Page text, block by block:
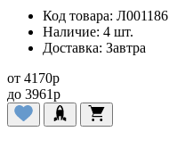
Код товара: Л001186
Наличие: 4 шт.
Доставка: Завтра
от 4170p
до 3961p